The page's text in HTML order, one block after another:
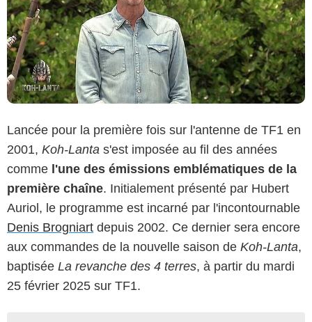
Lancée pour la première fois sur l'antenne de TF1 en
2001, Koh-Lanta s'est imposée au fil des années
comme l'une des émissions emblématiques de la
première chaîne. Initialement présenté par Hubert
Auriol, le programme est incarné par l'incontournable
Denis Brogniart depuis 2002. Ce dernier sera encore
aux commandes de la nouvelle saison de Koh-Lanta,
baptisée La revanche des 4 terres, à partir du mardi
25 février 2025 sur TF1.